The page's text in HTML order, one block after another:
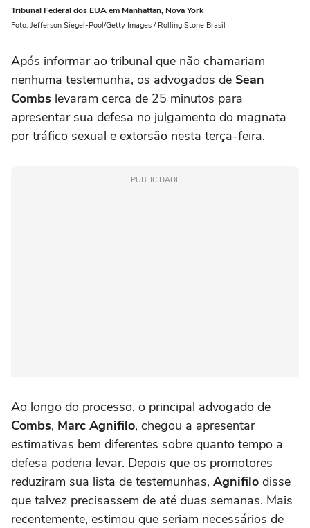
Tribunal Federal dos EUA em Manhattan, Nova York
Foto: Jefferson Siegel-Pool/Getty Images / Rolling Stone Brasil
Após informar ao tribunal que não chamariam
nenhuma testemunha, os advogados de Sean
Combs levaram cerca de 25 minutos para
apresentar sua defesa no julgamento do magnata
por tráfico sexual e extorsão nesta terça-feira.
PUBLICIDADE
Ao longo do processo, o principal advogado de
Combs, Marc Agnifilo, chegou a apresentar
estimativas bem diferentes sobre quanto tempo a
defesa poderia levar. Depois que os promotores
reduziram sua lista de testemunhas, Agnifilo disse
que talvez precisassem de até duas semanas. Mais
recentemente, estimou que seriam necessários de